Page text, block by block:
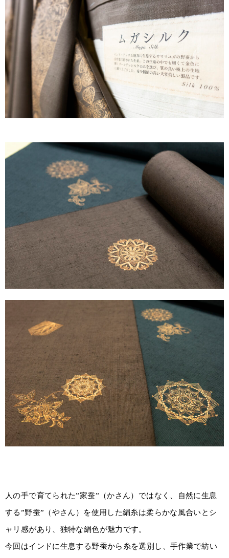
人の手で育てられた”家蚕”（かさん）ではなく、自然に生息
する”野蚕”（やさん）を使用した絹糸は柔らかな風合いとシ
ャリ感があり、独特な絹色が魅力です。
今回はインドに生息する野蚕から糸を選別し、手作業で紡い